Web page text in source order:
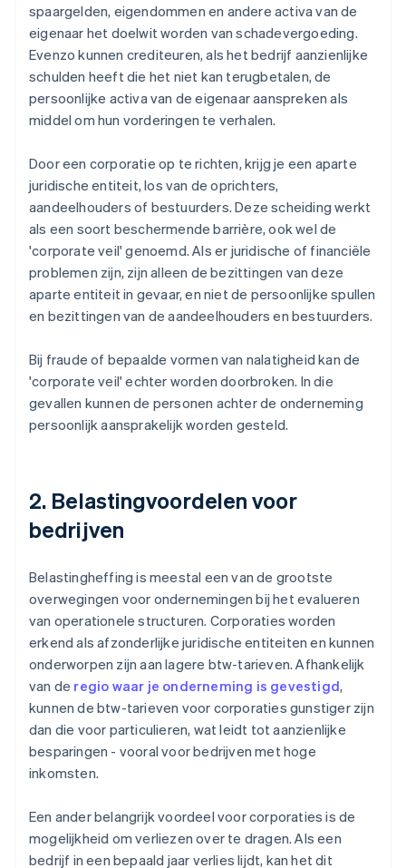
spaargelden, eigendommen en andere activa van de
eigenaar het doelwit worden van schadevergoeding.
Evenzo kunnen crediteuren, als het bedrijf aanzienlijke
schulden heeft die het niet kan terugbetalen, de
persoonlijke activa van de eigenaar aanspreken als
middel om hun vorderingen te verhalen.
Door een corporatie op te richten, krijg je een aparte
juridische entiteit, los van de oprichters,
aandeelhouders of bestuurders. Deze scheiding werkt
als een soort beschermende barrière, ook wel de
'corporate veil' genoemd. Als er juridische of financiële
problemen zijn, zijn alleen de bezittingen van deze
aparte entiteit in gevaar, en niet de persoonlijke spullen
en bezittingen van de aandeelhouders en bestuurders.
Bij fraude of bepaalde vormen van nalatigheid kan de
'corporate veil' echter worden doorbroken. In die
gevallen kunnen de personen achter de onderneming
persoonlijk aansprakelijk worden gesteld.
2. Belastingvoordelen voor
bedrijven
Belastingheffing is meestal een van de grootste
overwegingen voor ondernemingen bij het evalueren
van operationele structuren. Corporaties worden
erkend als afzonderlijke juridische entiteiten en kunnen
onderworpen zijn aan lagere btw-tarieven. Afhankelijk
van de regio waar je onderneming is gevestigd,
kunnen de btw-tarieven voor corporaties gunstiger zijn
dan die voor particulieren, wat leidt tot aanzienlijke
besparingen - vooral voor bedrijven met hoge
inkomsten.
Een ander belangrijk voordeel voor corporaties is de
mogelijkheid om verliezen over te dragen. Als een
bedrijf in een bepaald jaar verlies lijdt, kan het dit